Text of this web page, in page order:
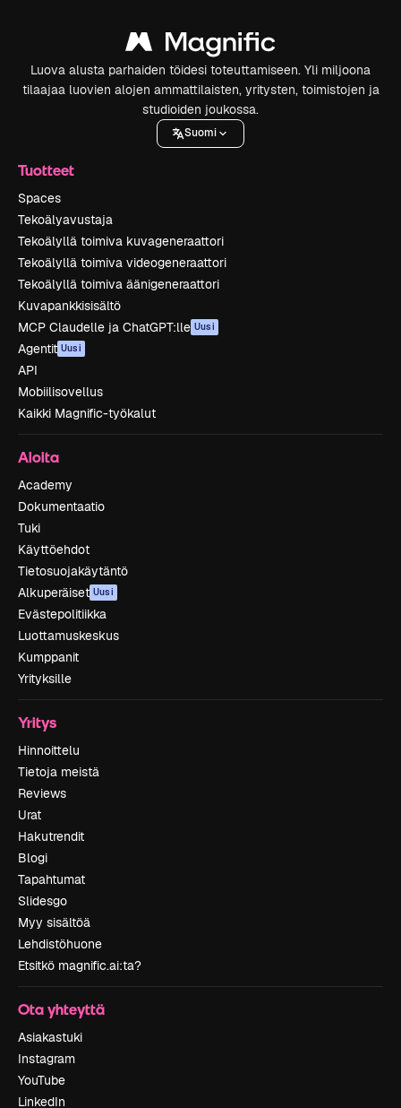
Luova alusta parhaiden töidesi toteuttamiseen. Yli miljoona
tilaajaa luovien alojen ammattilaisten, yritysten, toimistojen ja
studioiden joukossa.
Suomi
Tuotteet
Spaces
Tekoälyavustaja
Tekoälyllä toimiva kuvageneraattori
Tekoälyllä toimiva videogeneraattori
Tekoälyllä toimiva äänigeneraattori
Kuvapankkisisältö
MCP Claudelle ja ChatGPT:lle Uusi
Agentit Uusi
API
Mobiilisovellus
Kaikki Magnific-työkalut
Aloita
Academy
Dokumentaatio
Tuki
Käyttöehdot
Tietosuojakäytäntö
Alkuperäiset Uusi
Evästepolitiikka
Luottamuskeskus
Kumppanit
Yrityksille
Yritys
Hinnoittelu
Tietoja meistä
Reviews
Urat
Hakutrendit
Blogi
Tapahtumat
Slidesgo
Myy sisältöä
Lehdistöhuone
Etsitkö magnific.ai:ta?
Ota yhteyttä
Asiakastuki
Instagram
YouTube
LinkedIn